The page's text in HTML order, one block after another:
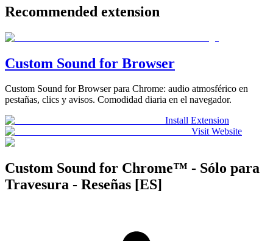
Recommended extension
Custom Sound for Browser
Custom Sound for Browser para Chrome: audio atmosférico en
pestañas, clics y avisos. Comodidad diaria en el navegador.
Install Extension
Visit Website
Custom Sound for Chrome™ - Sólo para
Travesura - Reseñas [ES]